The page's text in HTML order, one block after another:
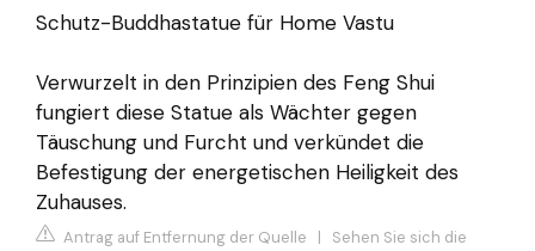
Schutz-Buddhastatue für Home Vastu
Verwurzelt in den Prinzipien des Feng Shui
fungiert diese Statue als Wächter gegen
Täuschung und Furcht und verkündet die
Befestigung der energetischen Heiligkeit des
Zuhauses.
Antrag auf Entfernung der Quelle | Sehen Sie sich die